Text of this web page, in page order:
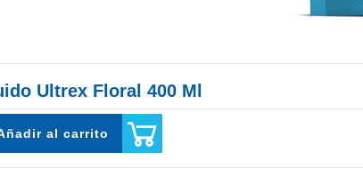
Ultrex Floral 400 Ml
al carrito